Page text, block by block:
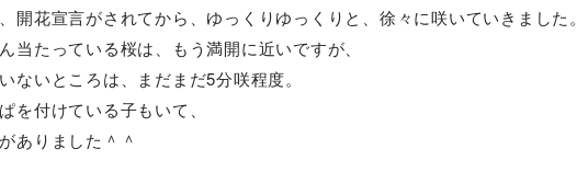
開花宣言がされてから、ゆっくりゆっくりと、徐々に咲いていきました。
当たっている桜は、もう満開に近いですが、
ないところは、まだまだ5分咲程度。
を付けている子もいて、
ありました＾＾